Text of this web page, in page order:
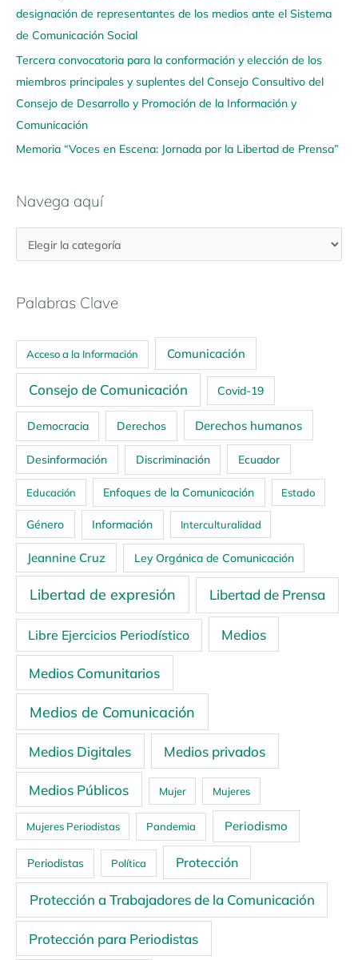
designación de representantes de los medios ante el Sistema
de Comunicación Social
Tercera convocatoria para la conformación y elección de los
miembros principales y suplentes del Consejo Consultivo del
Consejo de Desarrollo y Promoción de la Información y
Comunicación
Memoria “Voces en Escena: Jornada por la Libertad de Prensa”
Navega aquí
u
í
Palabras Clave
Acceso a la Información Comunicación
Consejo de Comunicación Covid-19
Democracia Derechos Derechos humanos
Desinformación Discriminación Ecuador
Educación Enfoques de la Comunicación Estado
Género Información Interculturalidad
Jeannine Cruz Ley Orgánica de Comunicación
Libertad de expresión Libertad de Prensa
Libre Ejercicios Periodístico Medios
Medios Comunitarios
Medios de Comunicación
Medios Digitales Medios privados
Medios Públicos Mujer Mujeres
Mujeres Periodistas Pandemia Periodismo
Periodistas Política Protección
Protección a Trabajadores de la Comunicación
Protección para Periodistas